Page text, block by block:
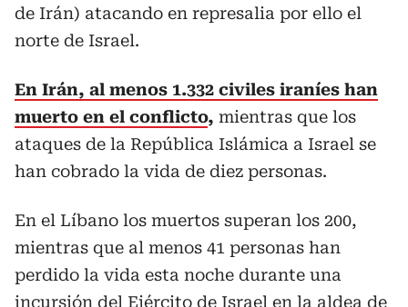
de Irán) atacando en represalia por ello el
norte de Israel.
En Irán, al menos 1.332 civiles iraníes han
muerto en el conflicto, mientras que los
ataques de la República Islámica a Israel se
han cobrado la vida de diez personas.
En el Líbano los muertos superan los 200,
mientras que al menos 41 personas han
perdido la vida esta noche durante una
incursión del Ejército de Israel en la aldea de